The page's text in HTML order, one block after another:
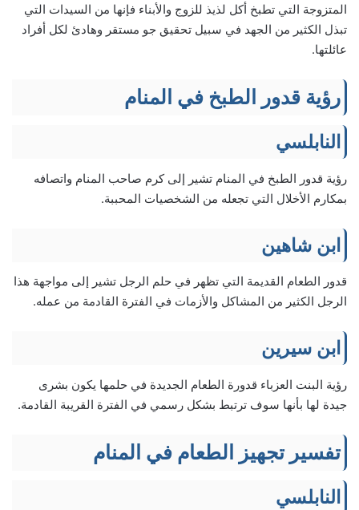
المتزوجة التي تطبخ أكل لذيذ للزوج والأبناء فإنها من السيدات التي
تبذل الكثير من الجهد في سبيل تحقيق جو مستقر وهادئ لكل أفراد
عائلتها.
رؤية قدور الطبخ في المنام
النابلسي
رؤية قدور الطبخ في المنام تشير إلى كرم صاحب المنام واتصافه
بمكارم الأخلال التي تجعله من الشخصيات المحببة.
ابن شاهين
قدور الطعام القديمة التي تظهر في حلم الرجل تشير إلى مواجهة هذا
الرجل الكثير من المشاكل والأزمات في الفترة القادمة من عمله.
ابن سيرين
رؤية البنت العزباء قدورة الطعام الجديدة في حلمها يكون بشرى
جيدة لها بأنها سوف ترتبط بشكل رسمي في الفترة القريبة القادمة.
تفسير تجهيز الطعام في المنام
النابلسي